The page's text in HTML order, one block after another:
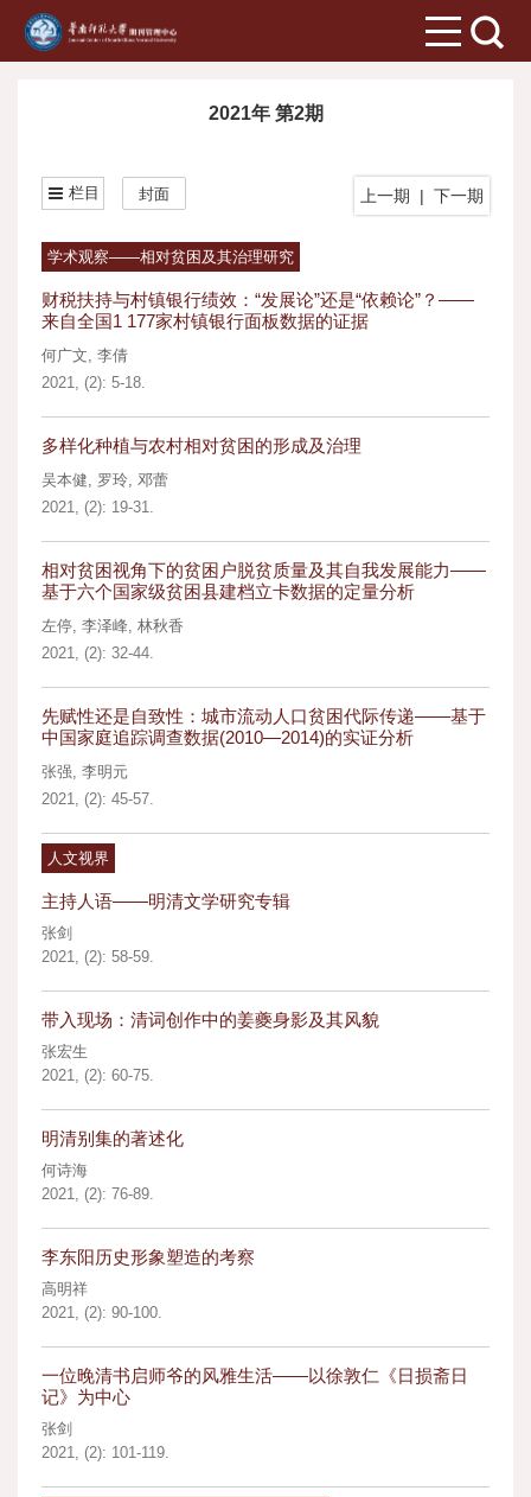
2021年 第2期
上一期 | 下一期
栏目 封面
学术观察——相对贫困及其治理研究
财税扶持与村镇银行绩效：“发展论”还是“依赖论”？——
来自全国1 177家村镇银行面板数据的证据
何广文, 李倩
2021, (2): 5-18.
多样化种植与农村相对贫困的形成及治理
吴本健, 罗玲, 邓蕾
2021, (2): 19-31.
相对贫困视角下的贫困户脱贫质量及其自我发展能力——
基于六个国家级贫困县建档立卡数据的定量分析
左停, 李泽峰, 林秋香
2021, (2): 32-44.
先赋性还是自致性：城市流动人口贫困代际传递——基于
中国家庭追踪调查数据(2010—2014)的实证分析
张强, 李明元
2021, (2): 45-57.
人文视界
主持人语——明清文学研究专辑
张剑
2021, (2): 58-59.
带入现场：清词创作中的姜夔身影及其风貌
张宏生
2021, (2): 60-75.
明清别集的著述化
何诗海
2021, (2): 76-89.
李东阳历史形象塑造的考察
高明祥
2021, (2): 90-100.
一位晚清书启师爷的风雅生活——以徐敦仁《日损斋日
记》为中心
张剑
2021, (2): 101-119.